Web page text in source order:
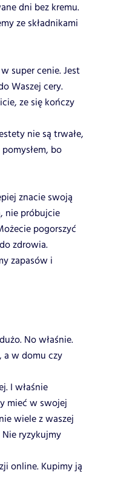
dni bez kremu.
ze składnikami
super cenie. Jest
Waszej cery.
ze się kończy
nie są trwałe,
bo
znacie swoją
nie próbujcie
pogorszyć
zdrowia.
zapasów i
No właśnie.
a w domu czy
I właśnie
mieć w swojej
wiele z waszej
ryzykujmy
online. Kupimy ją